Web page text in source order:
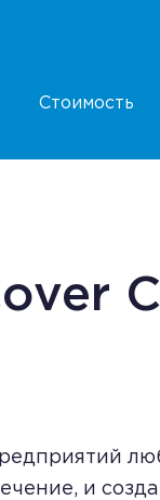
Стоимость
и